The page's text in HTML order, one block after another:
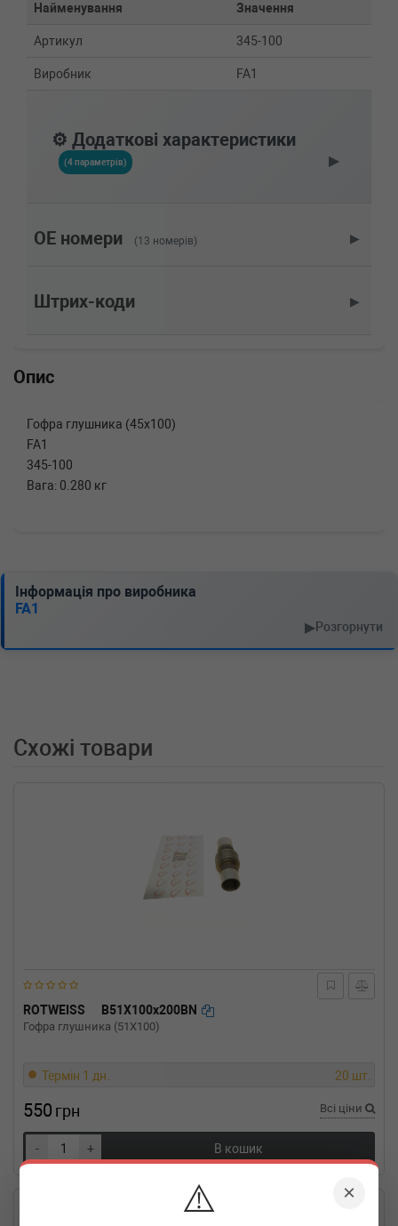
×
⚠️
Найменування Значення
Артикул 345-100
Виробник FA1
⚙️ Додаткові характеристики
(4 параметрів) ▶
OE номери (13 номерів) ▶
Штрих-коди ▶
Опис
Гофра глушника (45x100)
FA1
345-100
Вага: 0.280 кг
Інформація про виробника
FA1
▶Розгорнути
Схожі товари
ROTWEISS B51X100x200BN
Гофра глушника (51X100)
Термін 1 дн. 20 шт.
550 грн Всі ціни
- + В кошик